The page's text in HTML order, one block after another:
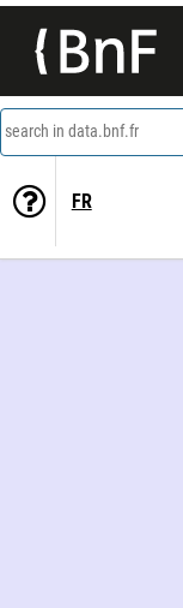
search in data.bnf.fr
FR